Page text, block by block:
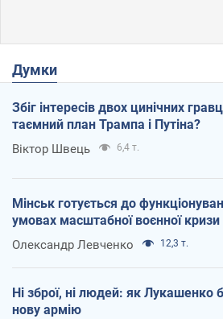
Думки
Збіг інтересів двох цинічних
таємний план Трампа і Путіна?
Віктор Швець 6,4 т.
Мінськ готується до
умовах масштабної воєнної кризи
Олександр Левченко 12,3 т.
Ні зброї, ні людей: як Лукашенко
нову армію